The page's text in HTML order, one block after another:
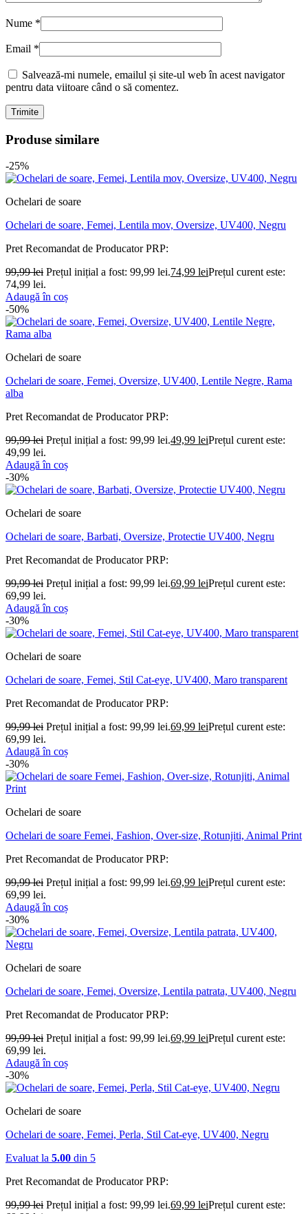
Nume *
Email *
Salvează-mi numele, emailul și site-ul web în acest navigator
pentru data viitoare când o să comentez.
Produse similare
-25%
Ochelari de soare
Ochelari de soare, Femei, Lentila mov, Oversize, UV400, Negru
Pret Recomandat de ProducatorPRP:
99,99lei Prețul inițial a fost: 99,99 lei.74,99 leiPrețul curent este:
74,99 lei.
Adaugă în coș
-50%
Ochelari de soare
Ochelari de soare, Femei, Oversize, UV400, Lentile Negre, Rama
alba
Pret Recomandat de ProducatorPRP:
99,99lei Prețul inițial a fost: 99,99 lei.49,99 leiPrețul curent este:
49,99 lei.
Adaugă în coș
-30%
Ochelari de soare
Ochelari de soare, Barbati, Oversize, Protectie UV400, Negru
Pret Recomandat de ProducatorPRP:
99,99lei Prețul inițial a fost: 99,99 lei.69,99 leiPrețul curent este:
69,99 lei.
Adaugă în coș
-30%
Ochelari de soare
Ochelari de soare, Femei, Stil Cat-eye, UV400, Maro transparent
Pret Recomandat de ProducatorPRP:
99,99lei Prețul inițial a fost: 99,99 lei.69,99 leiPrețul curent este:
69,99 lei.
Adaugă în coș
-30%
Ochelari de soare
Ochelari de soare Femei, Fashion, Over-size, Rotunjiti, Animal Print
Pret Recomandat de ProducatorPRP:
99,99lei Prețul inițial a fost: 99,99 lei.69,99 leiPrețul curent este:
69,99 lei.
Adaugă în coș
-30%
Ochelari de soare
Ochelari de soare, Femei, Oversize, Lentila patrata, UV400, Negru
Pret Recomandat de ProducatorPRP:
99,99lei Prețul inițial a fost: 99,99 lei.69,99 leiPrețul curent este:
69,99 lei.
Adaugă în coș
-30%
Ochelari de soare
Ochelari de soare, Femei, Perla, Stil Cat-eye, UV400, Negru
Evaluat la 5.00 din 5
Pret Recomandat de ProducatorPRP:
99,99lei Prețul inițial a fost: 99,99 lei.69,99 leiPrețul curent este: